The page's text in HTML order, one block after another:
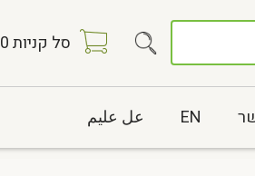
סל קניות0
EN عل عليم